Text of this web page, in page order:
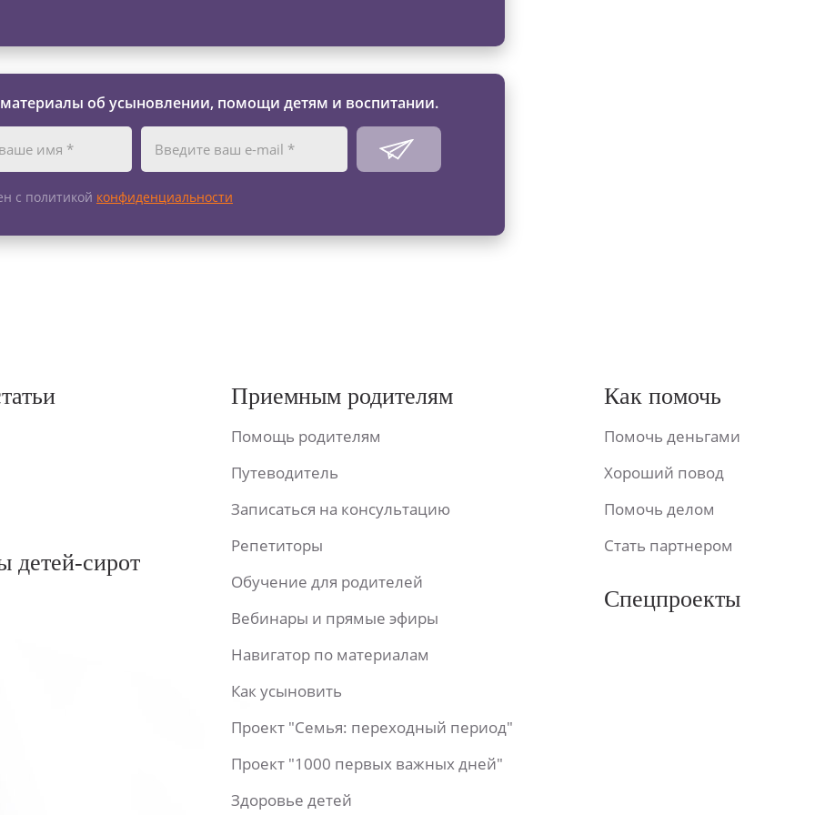
об усыновлении, помощи детям и воспитании.
с политикой конфиденциальности
детей-сирот
Приемным родителям
Помощь родителям
Путеводитель
Записаться на консультацию
Репетиторы
Обучение для родителей
Вебинары и прямые эфиры
Навигатор по материалам
Как усыновить
Проект "Семья: переходный период"
Проект "1000 первых важных дней"
Здоровье детей
Как помочь
Помочь деньгами
Хороший повод
Помочь делом
Стать партнером
Спецпроекты